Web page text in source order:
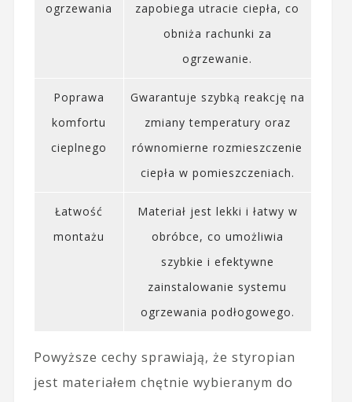
ogrzewania
zapobiega utracie ciepła, co
obniża rachunki za
ogrzewanie.
Poprawa
komfortu
cieplnego
Gwarantuje szybką reakcję na
zmiany temperatury oraz
równomierne rozmieszczenie
ciepła w pomieszczeniach.
Łatwość
montażu
Materiał jest lekki i łatwy w
obróbce, co umożliwia
szybkie i efektywne
zainstalowanie systemu
ogrzewania podłogowego.
Powyższe cechy sprawiają, że styropian
jest materiałem chętnie wybieranym do